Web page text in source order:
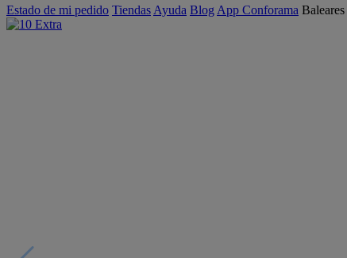
Estado de mi pedido Tiendas Ayuda Blog App Conforama Baleares